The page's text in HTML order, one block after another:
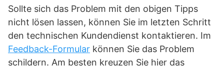
Sollte sich das Problem mit den obigen Tipps
nicht lösen lassen, können Sie im letzten Schritt
den technischen Kundendienst kontaktieren. Im
Feedback-Formular können Sie das Problem
schildern. Am besten kreuzen Sie hier das